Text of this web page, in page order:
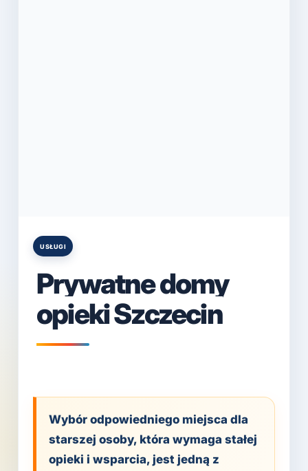
Posted
USŁUGI
Prywatne domy
opieki Szczecin
Wybór odpowiedniego miejsca dla
starszej osoby, która wymaga stałej
opieki i wsparcia, jest jedną z